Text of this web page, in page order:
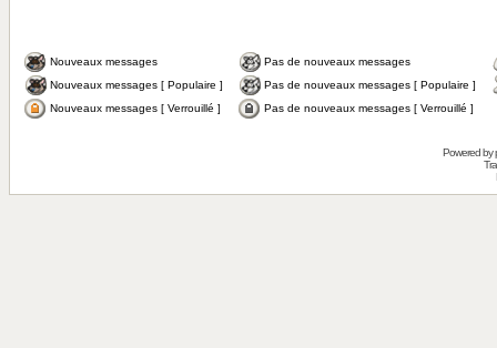
Nouveaux messages
Pas de nouveaux messages
Nouveaux messages [ Populaire ]
Pas de nouveaux messages [ Populaire ]
Nouveaux messages [ Verrouillé ]
Pas de nouveaux messages [ Verrouillé ]
Powered by